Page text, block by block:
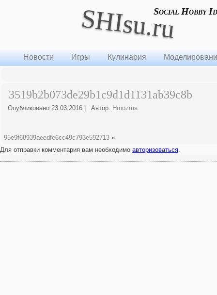
SHIsu.ruSocial Hobby
Новости Игры Кулинария
3519b2b073de29b1c9d1d1131ab39c8b
Опубликовано 23.03.2016 Автор: Hmozma
95e9f68939aeedfe6cc49c793e592713 »
Для отправки комментария вам необходимо авторизоваться.